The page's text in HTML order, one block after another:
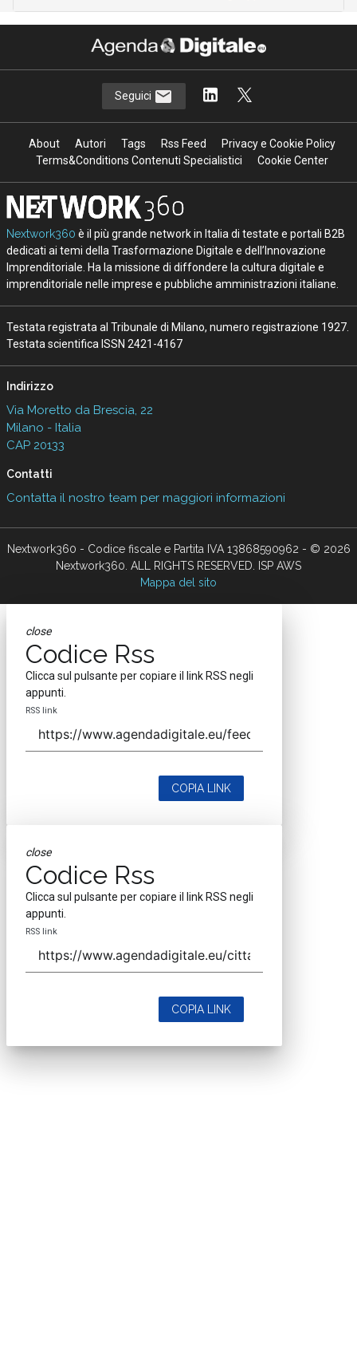
Seguici
About Autori Tags Rss Feed
Privacy e Cookie Policy
Terms&Conditions Contenuti Specialistici
Cookie Center
Nextwork360 è il più grande network in Italia di testate e portali B2B
dedicati ai temi della Trasformazione Digitale e dell’Innovazione
Imprenditoriale. Ha la missione di diffondere la cultura digitale e
imprenditoriale nelle imprese e pubbliche amministrazioni italiane.
Testata registrata al Tribunale di Milano, numero registrazione 1927.
Testata scientifica ISSN 2421-4167
Indirizzo
Via Moretto da Brescia, 22
Milano - Italia
CAP 20133
Contatti
Contatta il nostro team per maggiori informazioni
Nextwork360 - Codice fiscale e Partita IVA 13868590962 - © 2026
Nextwork360. ALL RIGHTS RESERVED. ISP AWS
Mappa del sito
close
Codice Rss
Clicca sul pulsante per copiare il link RSS negli
appunti.
RSS link
COPIA LINK
close
Codice Rss
Clicca sul pulsante per copiare il link RSS negli
appunti.
RSS link
COPIA LINK